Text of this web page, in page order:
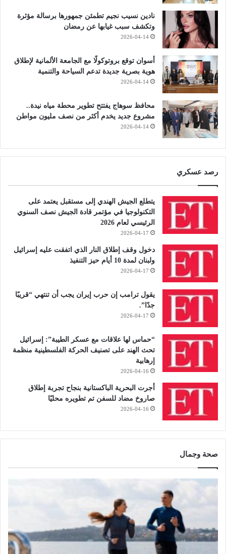
نادين نسيب نجيم تطمئن جمهورها برسالة مؤثرة
وتكشف سبب غيابها عن رمضان
2026-04-14
أسوان توقع بروتوكولًا مع الجامعة الألمانية لإطلاق
هوية بصرية جديدة تدعم السياحة والتنمية
2026-04-14
محافظ سوهاج يفتتح تطوير محطة مياه نيدة..
مشروع جديد يخدم أكثر من نصف مليون مواطن
2026-04-14
رصد عسكري
يتطلع الجيش الهندي إلى مستقبل يعتمد على
التكنولوجيا في مؤتمر قادة الجيش نصف السنوي
الرئيسي لعام 2026
2026-04-17
دخول وقف إطلاق النار الذي اتفقت عليه إسرائيل
ولبنان لمدة 10 أيام حيز التنفيذ
2026-04-17
يقول ترامب إن حرب إيران يجب أن تنتهي “قريبًا
جدًا”.
2026-04-17
“حماس لها علاقات مع عسكر الطيبة”: إسرائيل
تحث الهند على تصنيف الحركة الفلسطينية منظمة
إرهابية
2026-04-16
أجرت البحرية الباكستانية بنجاح تجربة إطلاق
صاروخ مضاد للسفن تم تطويره محليًا
2026-04-16
صحة وجمال